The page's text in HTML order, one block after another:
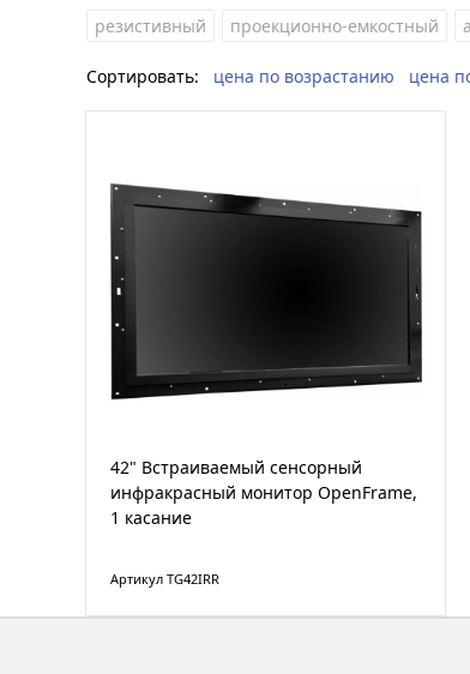
резистивный проекционно-емкостный
Сортировать: цена по возрастанию цена
42" Встраиваемый сенсорный
инфракрасный монитор OpenFrame,
1 касание
Артикул TG42IRR